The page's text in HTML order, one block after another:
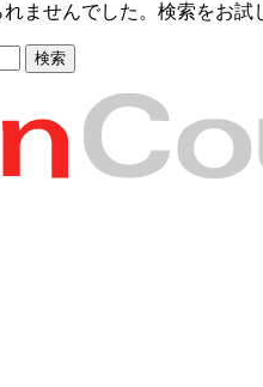
ませんでした。検索をお試